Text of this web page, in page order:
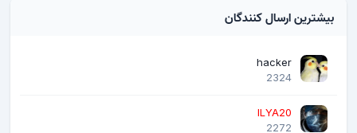
بیشترین ارسال کنندگان
hacker
2324
ILYA20
2272